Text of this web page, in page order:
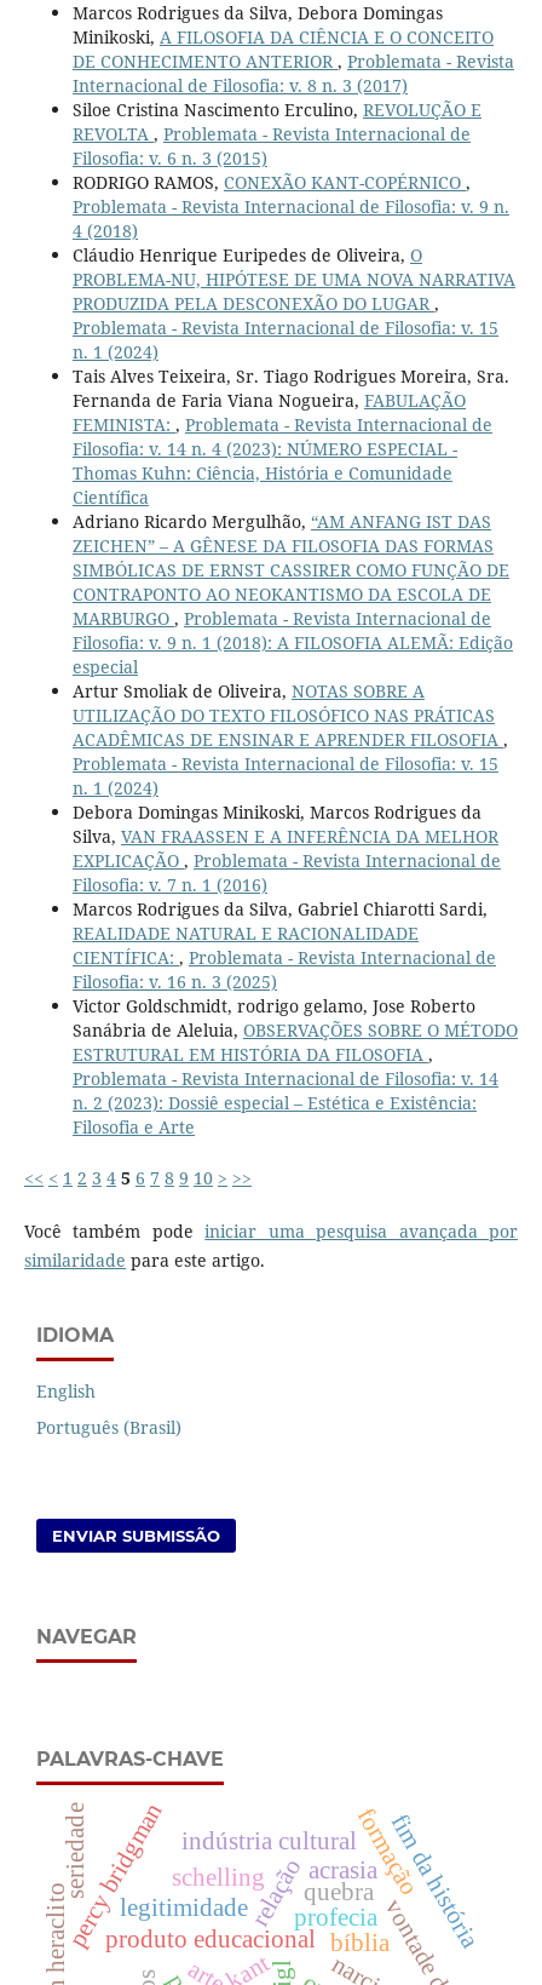
Marcos Rodrigues da Silva, Debora Domingas
Minikoski, A FILOSOFIA DA CIÊNCIA E O CONCEITO
DE CONHECIMENTO ANTERIOR, Problemata - Revista
Internacional de Filosofia: v. 8 n. 3 (2017)
Siloe Cristina Nascimento Erculino, REVOLUÇÃO E
REVOLTA , Problemata - Revista Internacional de
Filosofia: v. 6 n. 3 (2015)
RODRIGO RAMOS, CONEXÃO KANT-COPÉRNICO ,
Problemata - Revista Internacional de Filosofia: v. 9 n.
4 (2018)
Cláudio Henrique Euripedes de Oliveira, O
PROBLEMA-NU, HIPÓTESE DE UMA NOVA NARRATIVA
PRODUZIDA PELA DESCONEXÃO DO LUGAR,
Problemata - Revista Internacional de Filosofia: v. 15
n. 1 (2024)
Tais Alves Teixeira, Sr. Tiago Rodrigues Moreira, Sra.
Fernanda de Faria Viana Nogueira, FABULAÇÃO
FEMINISTA: , Problemata - Revista Internacional de
Filosofia: v. 14 n. 4 (2023): NÚMERO ESPECIAL -
Thomas Kuhn: Ciência, História e Comunidade
Científica
Adriano Ricardo Mergulhão, “AM ANFANG IST DAS
ZEICHEN” – A GÊNESE DA FILOSOFIA DAS FORMAS
SIMBÓLICAS DE ERNST CASSIRER COMO FUNÇÃO DE
CONTRAPONTO AO NEOKANTISMO DA ESCOLA DE
MARBURGO , Problemata - Revista Internacional de
Filosofia: v. 9 n. 1 (2018): A FILOSOFIA ALEMÃ: Edição
especial
Artur Smoliak de Oliveira, NOTAS SOBRE A
UTILIZAÇÃO DO TEXTO FILOSÓFICO NAS PRÁTICAS
ACADÊMICAS DE ENSINAR E APRENDER FILOSOFIA ,
Problemata - Revista Internacional de Filosofia: v. 15
n. 1 (2024)
Debora Domingas Minikoski, Marcos Rodrigues da
Silva, VAN FRAASSEN E A INFERÊNCIA DA MELHOR
EXPLICAÇÃO , Problemata - Revista Internacional de
Filosofia: v. 7 n. 1 (2016)
Marcos Rodrigues da Silva, Gabriel Chiarotti Sardi,
REALIDADE NATURAL E RACIONALIDADE
CIENTÍFICA: , Problemata - Revista Internacional de
Filosofia: v. 16 n. 3 (2025)
Victor Goldschmidt, rodrigo gelamo, Jose Roberto
Sanábria de Aleluia, OBSERVAÇÕES SOBRE O MÉTODO
ESTRUTURAL EM HISTÓRIA DA FILOSOFIA ,
Problemata - Revista Internacional de Filosofia: v. 14
n. 2 (2023): Dossiê especial – Estética e Existência:
Filosofia e Arte
<< < 1 2 3 4 5 6 7 8 9 10 > >>
Você também podeiniciar uma pesquisa avançada por
similaridade para este artigo.
IDIOMA
English
Português (Brasil)
ENVIAR SUBMISSÃO
NAVEGAR
PALAVRAS-CHAVE
kant
bíblia
profecia
produto educacional
relaçãoacrasiaformação
indústria cultural
percy bridgman fim da história
schelling
legitimidade
seriedade quebra